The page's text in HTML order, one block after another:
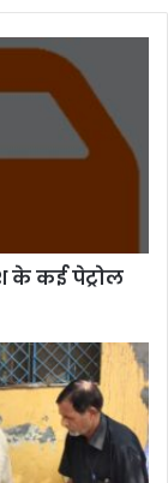
के कई पेट्रोल